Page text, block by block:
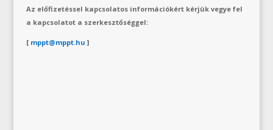
Az előfizetéssel kapcsolatos információkért kérjük vegye fel
a kapcsolatot a szerkesztőséggel:
[ mppt@mppt.hu ]